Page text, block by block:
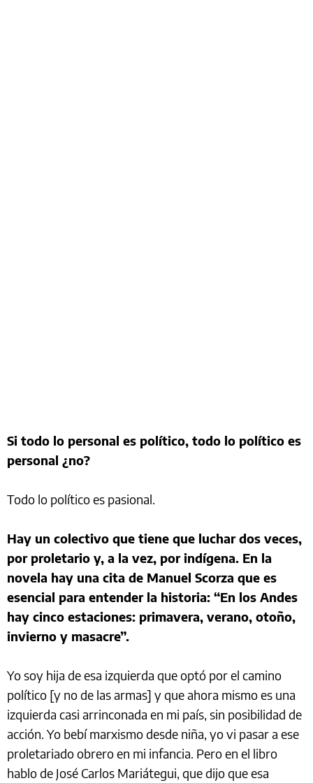
Si todo lo personal es político, todo lo político es
personal ¿no?
Todo lo político es pasional.
Hay un colectivo que tiene que luchar dos veces,
por proletario y, a la vez, por indígena. En la
novela hay una cita de Manuel Scorza que es
esencial para entender la historia: “En los Andes
hay cinco estaciones: primavera, verano, otoño,
invierno y masacre”.
Yo soy hija de esa izquierda que optó por el camino
político [y no de las armas] y que ahora mismo es una
izquierda casi arrinconada en mi país, sin posibilidad de
acción. Yo bebí marxismo desde niña, yo vi pasar a ese
proletariado obrero en mi infancia. Pero en el libro
hablo de José Carlos Mariátegui, que dijo que esa